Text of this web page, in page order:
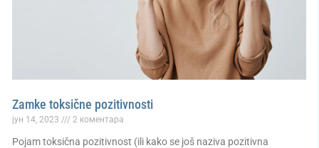
Zamke toksične pozitivnosti
јун 14, 2023 2 коментара
Pojam toksična pozitivnost (ili kako se još naziva pozitivna